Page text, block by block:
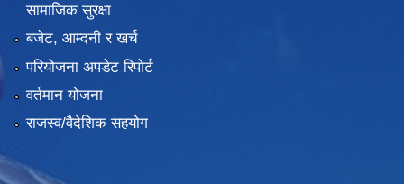
सामाजिक सुरक्षा
बजेट, आम्दनी र खर्च
परियोजना अपडेट रिपोर्ट
वर्तमान योजना
राजस्व/वैदेशिक सहयोग